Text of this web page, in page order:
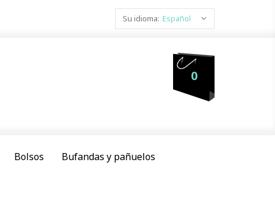
Su idioma: Español
0
Bolsos Bufandas y pañuelos